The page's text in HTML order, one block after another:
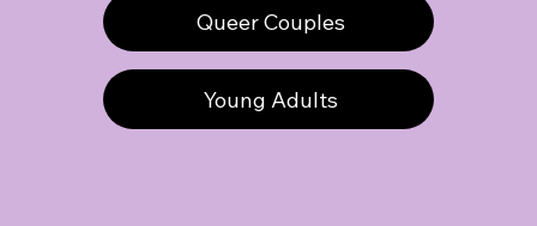
Queer Couples
Young Adults